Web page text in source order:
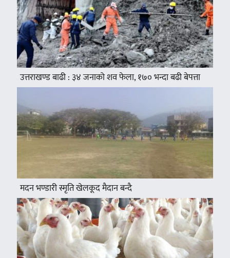
उत्तराखण्ड बाढी : ३४ जनाको शव फेला, १७० भन्दा बढी बेपत्ता
मदन भण्डारी स्मृति खेलकूद मैदान बन्दै